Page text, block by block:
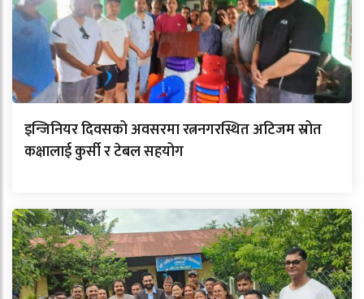
इन्जिनियर दिवसको अवसरमा रत्ननगरस्थित अटिजम स्रोत
कक्षालाई कुर्सी र टेबल सहयोग